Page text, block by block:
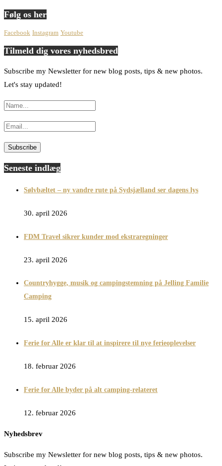
Følg os her
Facebook Instagram Youtube
Tilmeld dig vores nyhedsbred
Subscribe my Newsletter for new blog posts, tips & new photos.
Let's stay updated!
Seneste indlæg
Sølvbæltet – ny vandre rute på Sydsjælland ser dagens lys
30. april 2026
FDM Travel sikrer kunder mod ekstraregninger
23. april 2026
Countryhygge, musik og campingstemning på Jelling Familie
Camping
15. april 2026
Ferie for Alle er klar til at inspirere til nye ferieoplevelser
18. februar 2026
Ferie for Alle byder på alt camping-relateret
12. februar 2026
Nyhedsbrev
Subscribe my Newsletter for new blog posts, tips & new photos.